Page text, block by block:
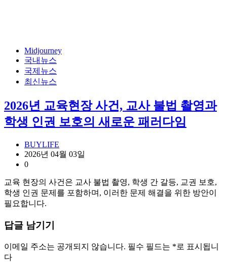
Midjourney
국내뉴스
국제뉴스
최신뉴스
2026년 교육현장 사건, 교사 불법 촬영과
학생 인권 보호의 새로운 패러다임
BUYLIFE
2026년 04월 03일
0
교육 현장의 사건은 교사 불법 촬영, 학생 간 갈등, 교권 보호,
학생 인권 문제를 포함하며, 이러한 문제 해결을 위한 방안이
필요합니다.
답글 남기기
이메일 주소는 공개되지 않습니다. 필수 필드는 *로 표시됩니
다